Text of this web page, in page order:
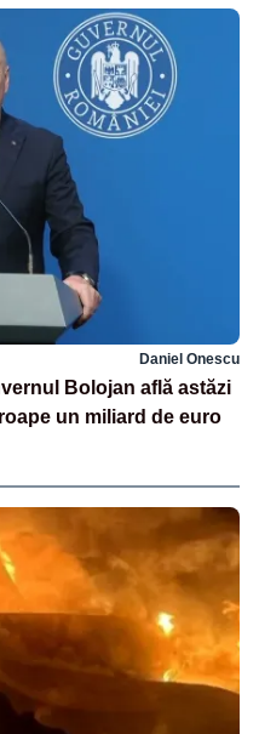
Daniel Onescu
Bolojan află astăzi
un miliard de euro